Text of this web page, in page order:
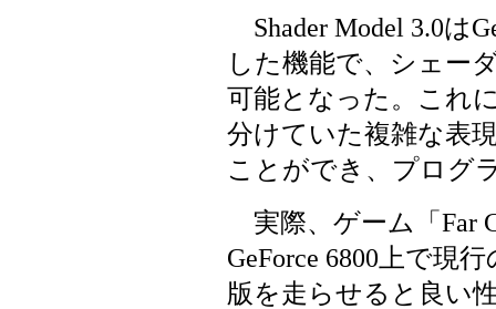
Shader Model 3.0は
した機能で、シェー
可能となった。これ
分けていた複雑な表
ことができ、プログ
実際、ゲーム「Far
GeForce 6800上で現行
版を走らせると良い